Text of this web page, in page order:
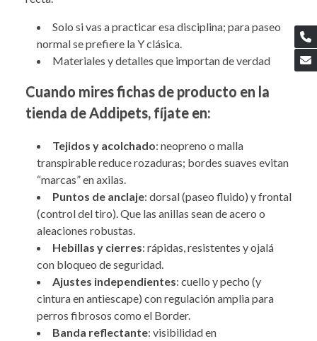
Solo si vas a practicar esa disciplina; para paseo
normal se prefiere la Y clásica.
Materiales y detalles que importan de verdad
Cuando mires fichas de producto en la
tienda de Addipets, fíjate en:
Tejidos y acolchado: neopreno o malla
transpirable reduce rozaduras; bordes suaves evitan
“marcas” en axilas.
Puntos de anclaje: dorsal (paseo fluido) y frontal
(control del tiro). Que las anillas sean de acero o
aleaciones robustas.
Hebillas y cierres: rápidas, resistentes y ojalá
con bloqueo de seguridad.
Ajustes independientes: cuello y pecho (y
cintura en antiescape) con regulación amplia para
perros fibrosos como el Border.
Banda reflectante: visibilidad en